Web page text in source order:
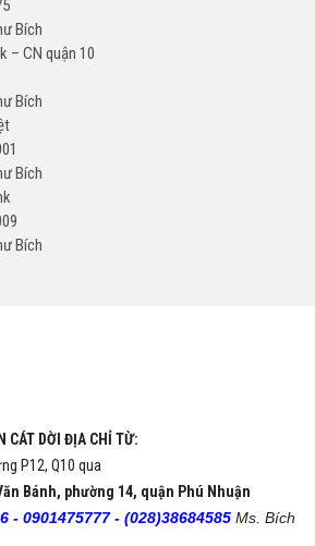
Bích
– CN quận 10
Bích
Bích
Bích
CÁT DỜI ĐỊA CHỈ TỪ:
P12, Q10 qua
Bánh, phường 14, quận Phú Nhuận
- 0901475777 - (028)38684585 Ms. Bích